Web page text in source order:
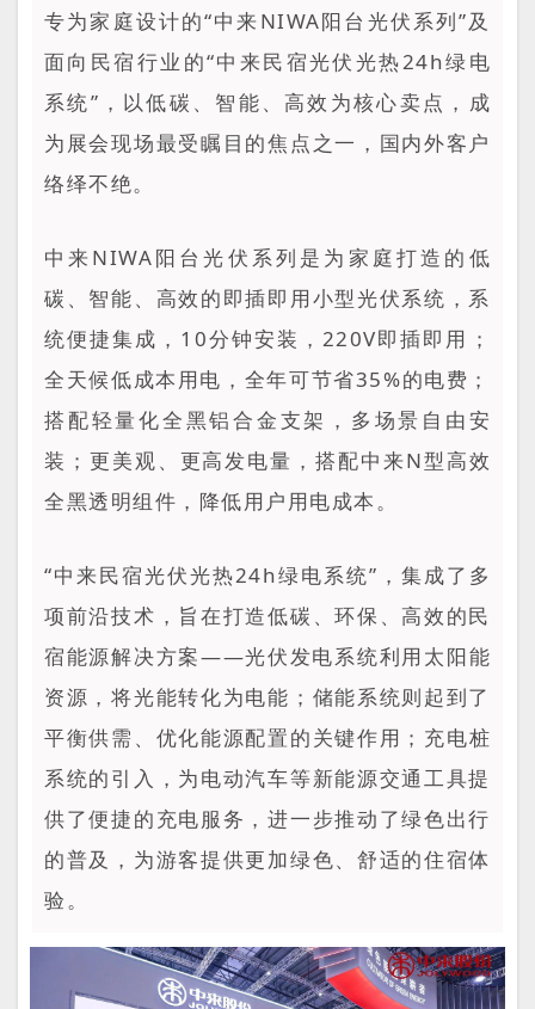
专为家庭设计的“中来NIWA阳台光伏系列”及
面向民宿行业的“中来民宿光伏光热24h绿电
系统”，以低碳、智能、高效为核心卖点，成
为展会现场最受瞩目的焦点之一，国内外客户
络绎不绝。
中来NIWA阳台光伏系列是为家庭打造的低
碳、智能、高效的即插即用小型光伏系统，系
统便捷集成，10分钟安装，220V即插即用；
全天候低成本用电，全年可节省35%的电费；
搭配轻量化全黑铝合金支架，多场景自由安
装；更美观、更高发电量，搭配中来N型高效
全黑透明组件，降低用户用电成本。
“中来民宿光伏光热24h绿电系统”，集成了多
项前沿技术，旨在打造低碳、环保、高效的民
宿能源解决方案——光伏发电系统利用太阳能
资源，将光能转化为电能；储能系统则起到了
平衡供需、优化能源配置的关键作用；充电桩
系统的引入，为电动汽车等新能源交通工具提
供了便捷的充电服务，进一步推动了绿色出行
的普及，为游客提供更加绿色、舒适的住宿体
验。